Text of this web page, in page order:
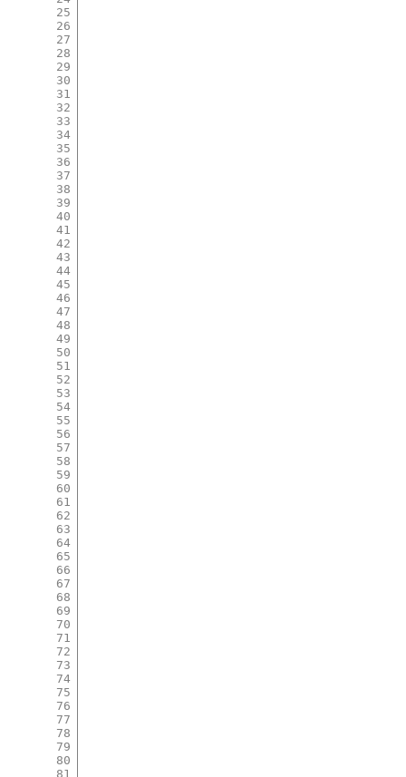
25
26
27
28
29
30
31
32
33
34
35
36
37
38
39
40
41
42
43
44
45
46
47
48
49
50
51
52
53
54
55
56
57
58
59
60
61
62
63
64
65
66
67
68
69
70
71
72
73
74
75
76
77
78
79
80
81